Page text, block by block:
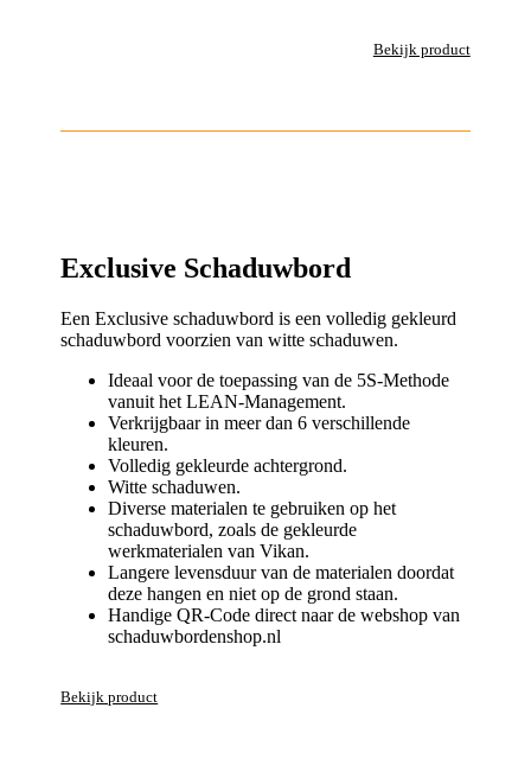
Bekijk product
Exclusive Schaduwbord
Een Exclusive schaduwbord is een volledig gekleurd
schaduwbord voorzien van witte schaduwen.
Ideaal voor de toepassing van de 5S-Methode
vanuit het LEAN-Management.
Verkrijgbaar in meer dan 6 verschillende
kleuren.
Volledig gekleurde achtergrond.
Witte schaduwen.
Diverse materialen te gebruiken op het
schaduwbord, zoals de gekleurde
werkmaterialen van Vikan.
Langere levensduur van de materialen doordat
deze hangen en niet op de grond staan.
Handige QR-Code direct naar de webshop van
schaduwbordenshop.nl
Bekijk product